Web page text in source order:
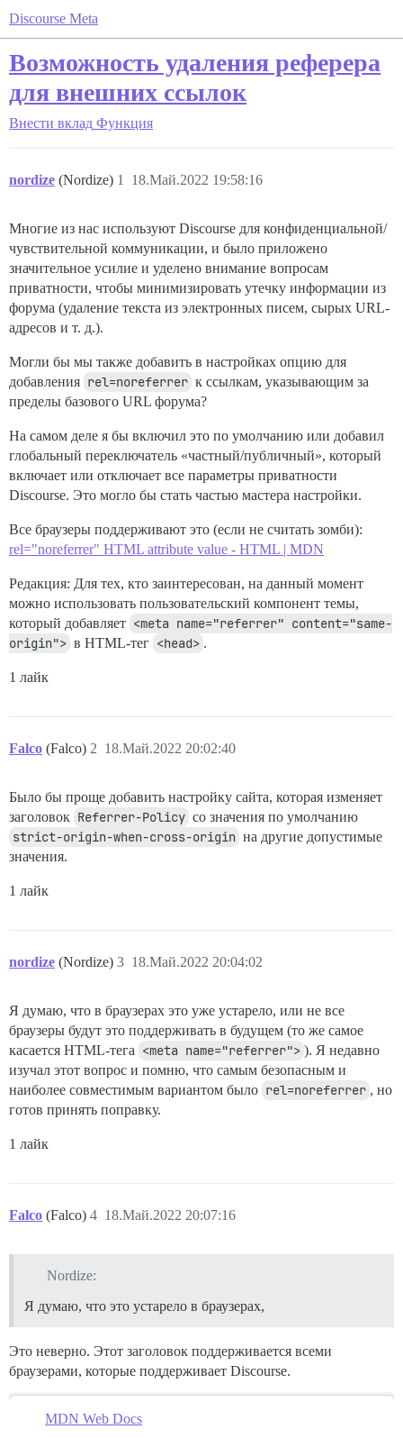
Discourse Meta
Возможность удаления реферера
для внешних ссылок
Внести вклад Функция
nordize (Nordize) 18.Май.2022 19:58:16
1
Многие из нас используют Discourse для конфиденциальной/
чувствительной коммуникации, и было приложено
значительное усилие и уделено внимание вопросам
приватности, чтобы минимизировать утечку информации из
форума (удаление текста из электронных писем, сырых URL-
адресов и т. д.).
Могли бы мы также добавить в настройках опцию для
добавления rel=noreferrer к ссылкам, указывающим за
пределы базового URL форума?
На самом деле я бы включил это по умолчанию или добавил
глобальный переключатель «частный/публичный», который
включает или отключает все параметры приватности
Discourse. Это могло бы стать частью мастера настройки.
Все браузеры поддерживают это (если не считать зомби):
rel="noreferrer" HTML attribute value - HTML | MDN
Редакция: Для тех, кто заинтересован, на данный момент
можно использовать пользовательский компонент темы,
который добавляет <meta name="referrer" content="same-
origin"> в HTML-тег <head> .
1 лайк
Falco (Falco) 18.Май.2022 20:02:40
2
Было бы проще добавить настройку сайта, которая изменяет
заголовок Referrer-Policy со значения по умолчанию
strict-origin-when-cross-origin на другие допустимые
значения.
1 лайк
nordize (Nordize) 18.Май.2022 20:04:02
3
Я думаю, что в браузерах это уже устарело, или не все
браузеры будут это поддерживать в будущем (то же самое
касается HTML-тега <meta name="referrer"> ). Я недавно
изучал этот вопрос и помню, что самым безопасным и
наиболее совместимым вариантом было rel=noreferrer , но
готов принять поправку.
1 лайк
Falco (Falco) 18.Май.2022 20:07:16
4
Nordize:
Я думаю, что это устарело в браузерах,
Это неверно. Этот заголовок поддерживается всеми
браузерами, которые поддерживает Discourse.
MDN Web Docs